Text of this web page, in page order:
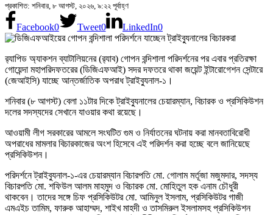
প্রকাশিত: শনিবার, ৮ আগস্ট, ২০২৬, ৯:২২ পূর্বাহ্ণ
Facebook0 Tweet0 LinkedIn0
র‍্যাপিড অ্যাকশন ব্যাটালিয়নের (র‍্যাব) গোপন বন্দিশালা পরিদর্শনের পর এবার প্রতিরক্ষা
গোয়েন্দা মহাপরিদফতরের (ডিজিএফআই) সদর দফতরে থাকা জয়েন্ট ইন্টারোগেশন সেন্টারে
(জেআইসি) যাচ্ছে আন্তর্জাতিক অপরাধ ট্রাইব্যুনাল-১।
শনিবার (৮ আগস্ট) বেলা ১১টার দিকে ট্রাইব্যুনালের চেয়ারম্যান, বিচারক ও প্রসিকিউশন
দলের সদস্যদের সেখানে যাওয়ার কথা রয়েছে।
আওয়ামী লীগ সরকারের আমলে সংঘটিত গুম ও নির্যাতনের ঘটনায় করা মানবতাবিরোধী
অপরাধের মামলার বিচারকাজের অংশ হিসেবে এই পরিদর্শন করা হচ্ছে বলে জানিয়েছে
প্রসিকিউশন।
পরিদর্শনে ট্রাইব্যুনাল-১-এর চেয়ারম্যান বিচারপতি মো. গোলাম মর্তূজা মজুমদার, সদস্য
বিচারপতি মো. শফিউল আলম মাহমুদ ও বিচারক মো. মোহিতুল হক এনাম চৌধুরী
থাকবেন। তাদের সঙ্গে চিফ প্রসিকিউটর মো. আমিনুল ইসলাম, প্রসিকিউটর গাজী
এমএইচ তামিম, ফারুক আহাম্মদ, শাইখ মাহদী ও তাসমিরুল ইসলামসহ প্রসিকিউশন